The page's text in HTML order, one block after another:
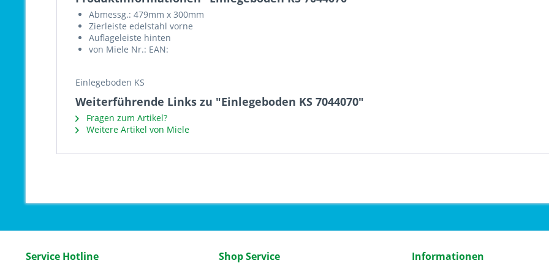
Abmessg.: 479mm x 300mm
Zierleiste edelstahl vorne
Auflageleiste hinten
von Miele Nr.: EAN:
Einlegeboden KS
Weiterführende Links zu "Einlegeboden KS 7044070"
Fragen zum Artikel?
Weitere Artikel von Miele
Service Hotline Shop Service Informationen